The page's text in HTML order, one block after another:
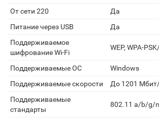
От сети 220
Да
Питание через USB
Да
Поддерживаемое
шифрование Wi-Fi
WEP, WPA-
Поддерживаемые ОС
Windows
Поддерживаемые скорости
До 1201
Поддерживаемые
стандарты
802.11 a/b/g/